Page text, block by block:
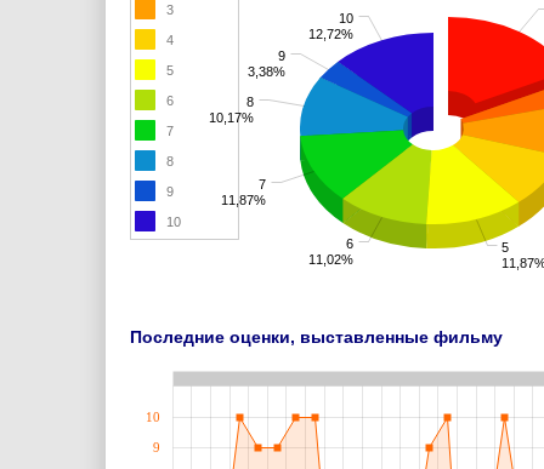
10
12,72%
9
3,38%
8
10,17%
7
11,87%
6
11,02%
5
3
4
5
6
7
8
9
10
Последние оценки, выставленные фильму
9
10